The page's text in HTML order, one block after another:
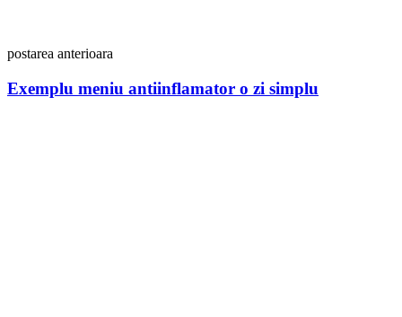
postarea anterioara
Exemplu meniu antiinflamator o zi simplu